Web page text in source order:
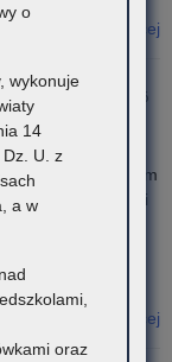
Czytaj więcej
w sprawie wykazu
– rekrutacja na rok
szkolny 2026/2027
17 kwietnia 2026
sposobem
fizycznymi
a ePUAP
Czytaj więcej
o
wykonuje
14
U. z
a w
oraz